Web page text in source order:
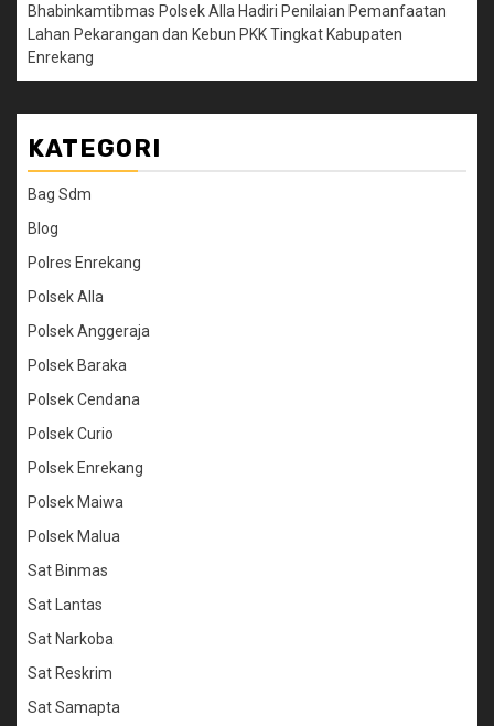
Bhabinkamtibmas Polsek Alla Hadiri Penilaian Pemanfaatan
Lahan Pekarangan dan Kebun PKK Tingkat Kabupaten
Enrekang
KATEGORI
Bag Sdm
Blog
Polres Enrekang
Polsek Alla
Polsek Anggeraja
Polsek Baraka
Polsek Cendana
Polsek Curio
Polsek Enrekang
Polsek Maiwa
Polsek Malua
Sat Binmas
Sat Lantas
Sat Narkoba
Sat Reskrim
Sat Samapta